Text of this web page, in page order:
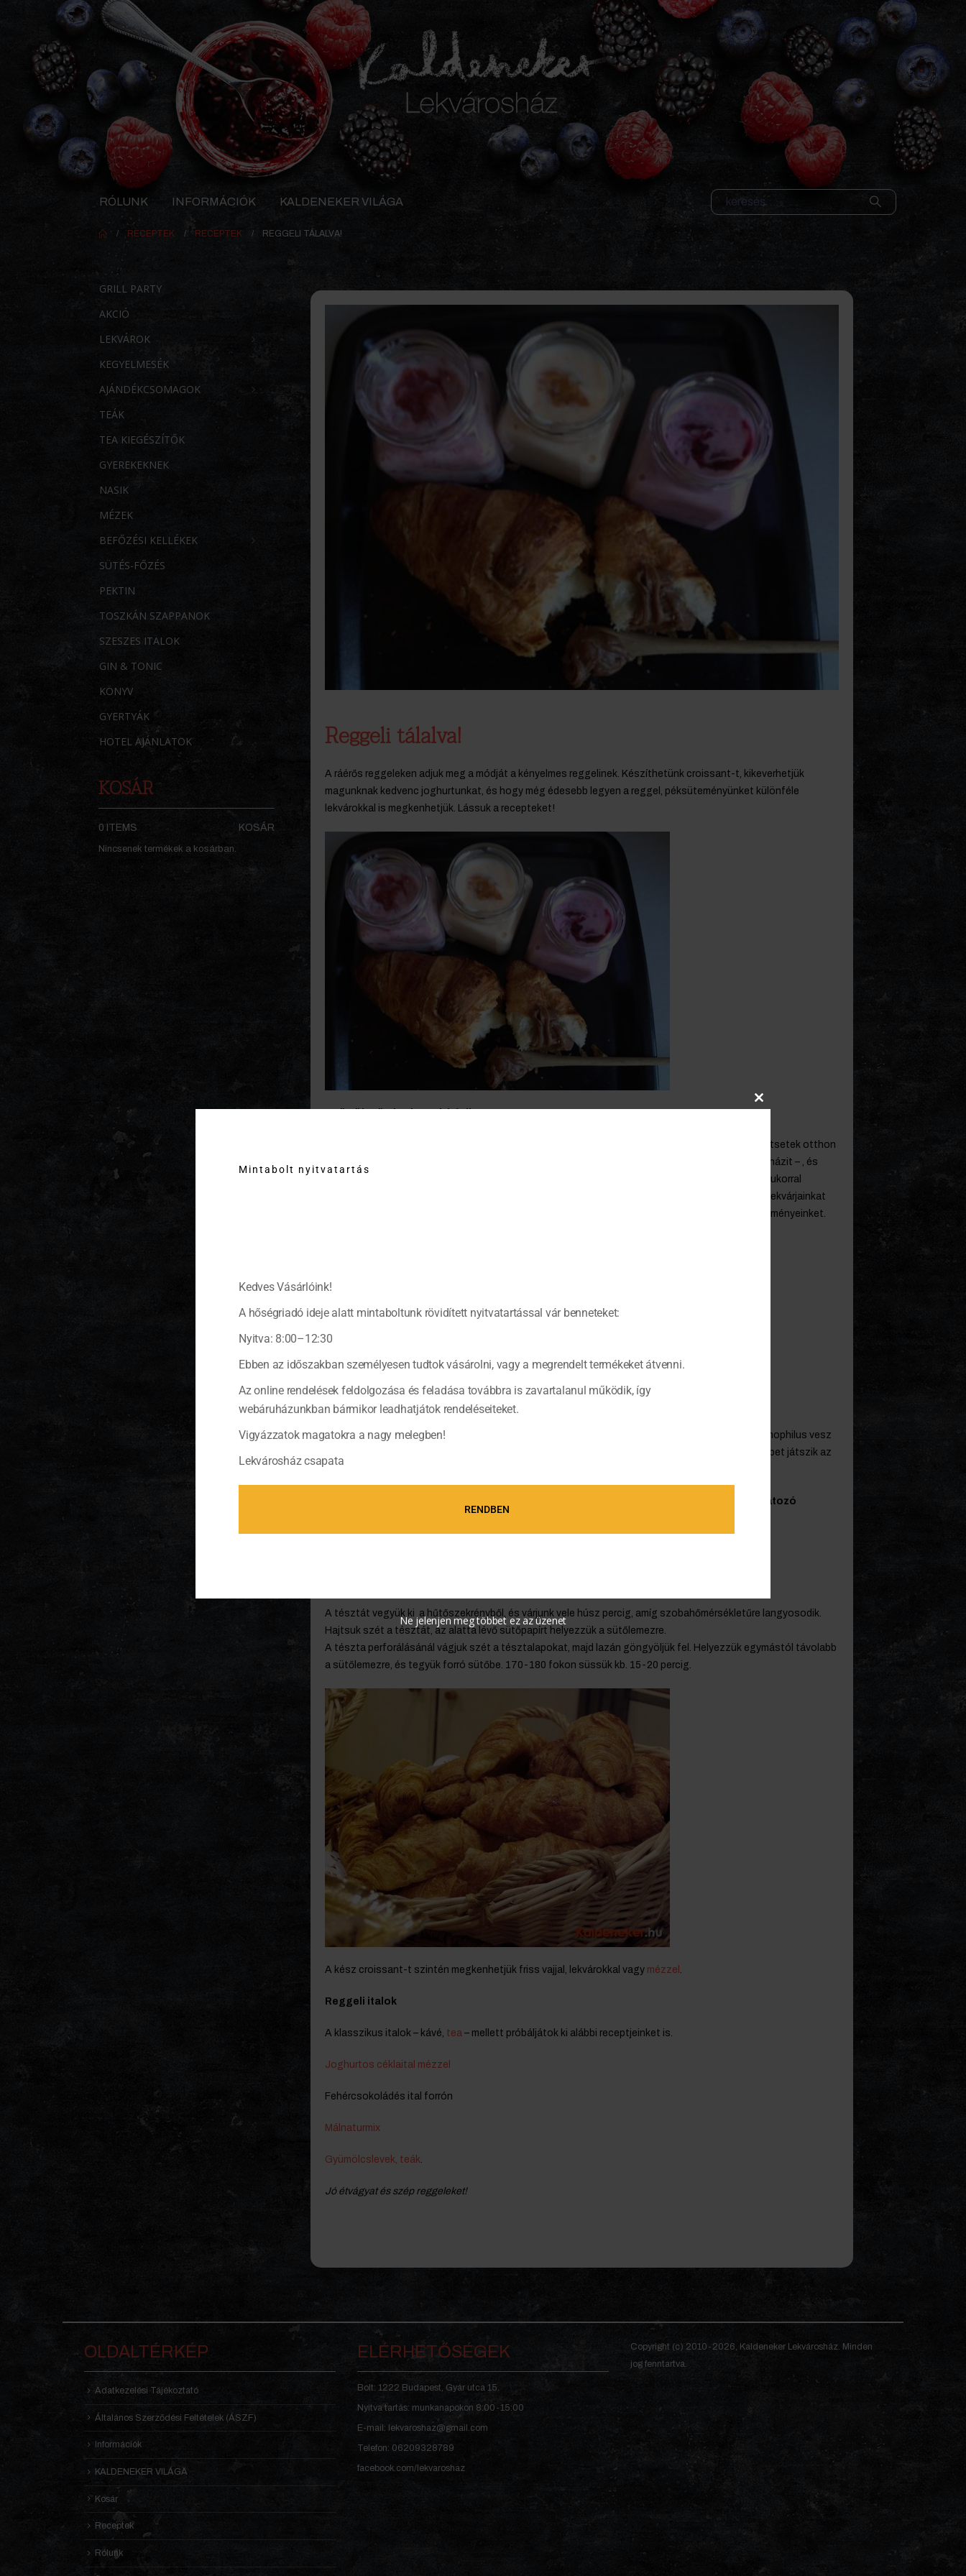
RÓLUNK INFORMÁCIÓK KALDENEKER VILÁGA
RECEPTEK RECEPTEK REGGELI TÁLALVA!
Reggeli tálalva!
A ráérős reggeleken adjuk meg a módját a kényelmes reggelinek. Készíthetünk croissant-t, kikeverhetjük
magunknak kedvenc joghurtunkat, és hogy még édesebb legyen a reggel, péksüteményünket különféle
lekvárokkal is megkenhetjük. Lássuk a recepteket!
Tudjátok, mennyi igazi gyümölcs van a bolti gyümölcsjoghurtokban? Nagyon kevés. Inkább készítsetek otthon
frissen a saját ízlésetek szerint valót. Vegyetek jó minőségű natúr joghurtot – lehetőleg abból is házit – , és
válogassatok a gyümölcsös lekvárjaink közül. Garantáltan magas gyümölcstartalommal, kevés cukorral
készülnek, mindenféle tartósítószer, adalékanyag, aroma, és gyanús hozzávaló nélkül. Azokat a lekvárjainkat
ajánljuk, melyek nem alkoholosak, diétázók használhatják a sztíviával édesített kalóriafaló készítményeinket.
– Mazsolás sárgabarack
–
– Fahéjas-mézes alma
Még több lekvár .
A joghurt kialakulásában két baktériumtörzs, a lactobacillus bulgaricus és a streptococcus thermophilus vesz
részt. Az élő joghurtkultúrával készült joghurt regenerálja a bélflórát, és így nagyon fontos szerepet játszik az
A házi péksütemények készítése sem ördöngösség. Micsoda élvezet a frissen sült, illatozó
A tésztát vegyük ki a hűtőszekrényből, és várjunk vele húsz percig, amíg szobahőmérsékletűre langyosodik.
Hajtsuk szét a tésztát, az alatta lévő sütőpapírt helyezzük a sütőlemezre.
A tészta perforálásánál vágjuk szét a tésztalapokat, majd lazán göngyöljük fel. Helyezzük egymástól távolabb
a sütőlemezre, és tegyük forró sütőbe. 170-180 fokon süssük kb. 15-20 percig.
A kész croissant-t szintén megkenhetjük friss vajjal, lekvárokkal vagy mézzel .
Reggeli italok
A klasszikus italok – kávé, tea – mellett próbáljátok ki alábbi receptjeinket is.
Joghurtos céklaital mézzel
Fehércsokoládés ital forrón
Málnaturmix
Gyümölcslevek, teák.
Jó étvágyat és szép reggeleket!
GRILL PARTY
AKCIÓ
LEKVÁROK
KEGYELMESÉK
AJÁNDÉKCSOMAGOK
TEÁK
TEA KIEGÉSZÍTŐK
GYEREKEKNEK
NASIK
MÉZEK
BEFŐZÉSI KELLÉKEK
SÜTÉS-FŐZÉS
PEKTIN
TOSZKÁN SZAPPANOK
SZESZES ITALOK
GIN & TONIC
KÖNYV
GYERTYÁK
HOTEL AJÁNLATOK
KOSÁR
0 ITEMS KOSÁR
Nincsenek termékek a kosárban.
OLDALTÉRKÉP
Adatkezelési Tájékoztató
Általános Szerződési Feltételek (ÁSZF)
Információk
KALDENEKER VILÁGA
Kosár
Receptek
Rólunk
ELÉRHETŐSÉGEK
Bolt: 1222 Budapest, Gyár utca 15.
Nyitva tartás: munkanapokon 8:00-15:00
E-mail: lekvaroshaz@gmail.com
Telefon: 06209328789
facebook.com/lekvaroshaz
Copyright (c) 2010-2026, Kaldeneker Lekvárosház. Minden
jog fenntartva.
Close
module
Mintabolt nyitvatartás
Kedves Vásárlóink!
A hőségriadó ideje alatt mintaboltunk rövidített nyitvatartással vár benneteket:
Nyitva: 8:00–12:30
Ebben az időszakban személyesen tudtok vásárolni, vagy a megrendelt termékeket átvenni.
Az online rendelések feldolgozása és feladása továbbra is zavartalanul működik, így
webáruházunkban bármikor leadhatjátok rendeléseiteket.
Vigyázzatok magatokra a nagy melegben!
Lekvárosház csapata
RENDBEN
Ne jelenjen meg többet ez az üzenet